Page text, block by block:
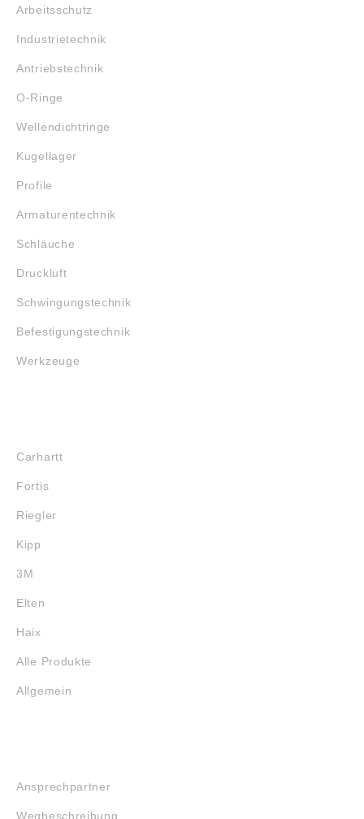
Arbeitsschutz
Industrietechnik
Antriebstechnik
O-Ringe
Wellendichtringe
Kugellager
Profile
Armaturentechnik
Schläuche
Druckluft
Schwingungstechnik
Befestigungstechnik
Werkzeuge
Carhartt
Fortis
Riegler
Kipp
3M
Elten
Haix
Alle Produkte
Allgemein
Ansprechpartner
Wegbeschreibung